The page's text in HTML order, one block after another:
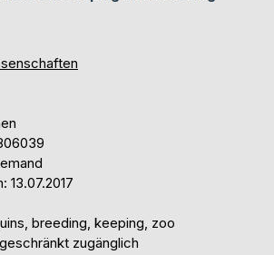
13.07.2017
breeding, keeping, zoo
zugänglich